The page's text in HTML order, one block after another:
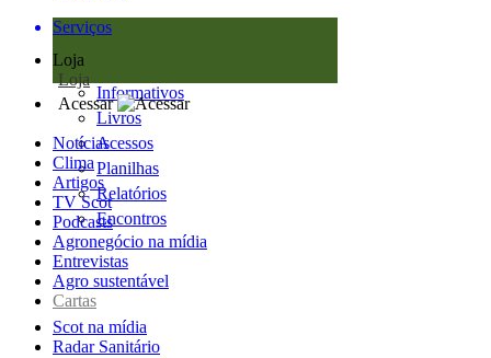
Serviços
Loja
Loja
Informativos
Livros
Acessos
Planilhas
Relatórios
Encontros
Acessar
Notícias
Clima
Artigos
TV Scot
Podcasts
Agronegócio na mídia
Entrevistas
Agro sustentável
Cartas
Scot na mídia
Radar Sanitário